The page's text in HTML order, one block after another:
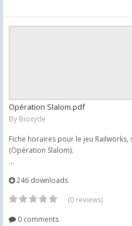
Opération Slalom.pdf
By Bioxyde
Fiche horaires pour le jeu Railworks,
(Opération Slalom).
...
246 downloads
(0 reviews)
0 comments